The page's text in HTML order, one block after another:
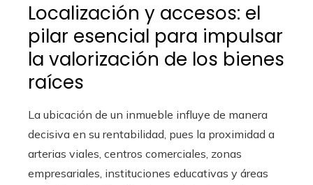
Localización y accesos: el
pilar esencial para impulsar
la valorización de los bienes
raíces
La ubicación de un inmueble influye de manera
decisiva en su rentabilidad, pues la proximidad a
arterias viales, centros comerciales, zonas
empresariales, instituciones educativas y áreas